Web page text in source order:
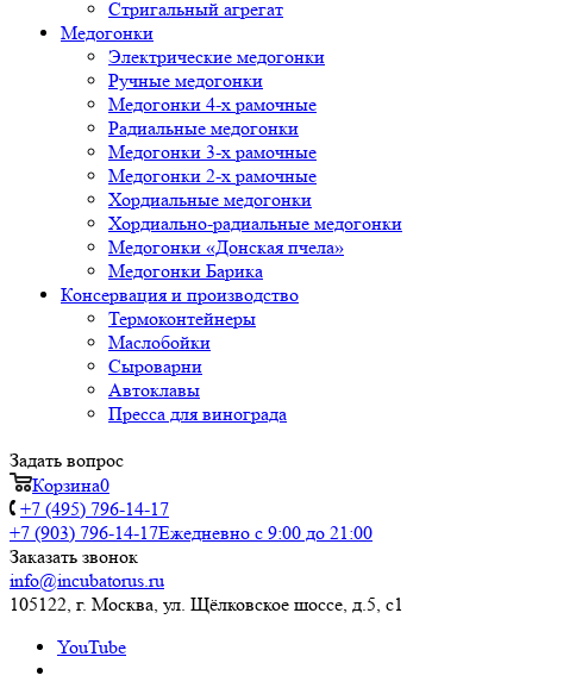
Стригальный агрегат
Медогонки
Электрические медогонки
Ручные медогонки
Медогонки 4-х рамочные
Радиальные медогонки
Медогонки 3-х рамочные
Медогонки 2-х рамочные
Хордиальные медогонки
Хордиально-радиальные медогонки
Медогонки «Донская пчела»
Медогонки Барика
Консервация и производство
Термоконтейнеры
Маслобойки
Сыроварни
Автоклавы
Пресса для винограда
Задать вопрос
Корзина0
+7 (495) 796-14-17
+7 (903) 796-14-17Ежедневно с 9:00 до 21:00
Заказать звонок
info@incubatorus.ru
105122, г. Москва, ул. Щёлковское шоссе, д.5, с1
YouTube